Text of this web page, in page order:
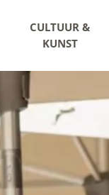
CULTUUR &
KUNST